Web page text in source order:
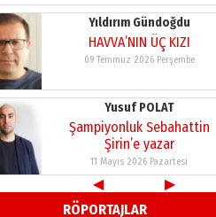
Yıldırım Gündoğdu
HAVVA’NIN ÜÇ KIZI
09 Temmuz 2026 Perşembe
Yusuf POLAT
Şampiyonluk Sebahattin
Şirin’e yazar
11 Mayıs 2026 Pazartesi
Neşat YALÇIN
Paranın Aile Kültüründeki Yeri
◀
▶
RÖPORTAJLAR